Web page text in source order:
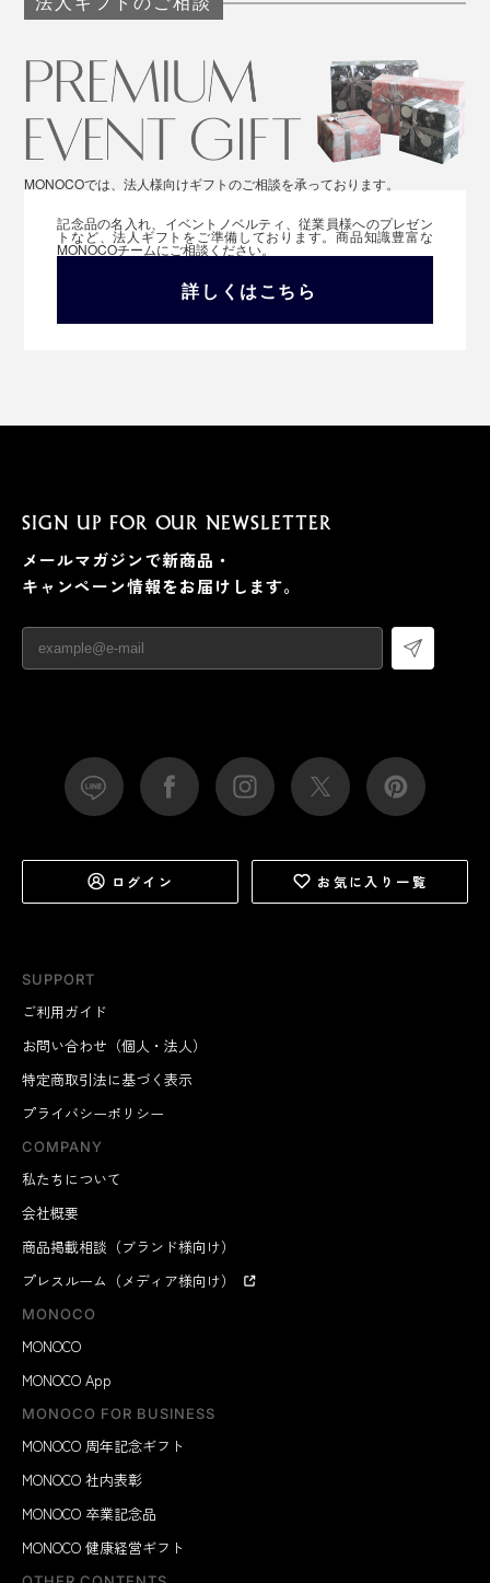
MONOCOでは、法人様向けギフトのご相談を承っております。
記念品の名入れ、イベントノベルティ、従業員様へのプレゼン
トなど、法人ギフトをご準備しております。商品知識豊富な
MONOCOチームにご相談ください。
詳しくはこちら
SUPPORT
ご利用ガイド
お問い合わせ（個人・法人）
特定商取引法に基づく表示
プライバシーポリシー
COMPANY
私たちについて
会社概要
商品掲載相談（ブランド様向け）
プレスルーム（メディア様向け）
MONOCO
MONOCO
MONOCO App
MONOCO FOR BUSINESS
MONOCO 周年記念ギフト
MONOCO 社内表彰
MONOCO 卒業記念品
MONOCO 健康経営ギフト
SIGN UP FOR OUR NEWSLETTER
メールマガジンで新商品・
キャンペーン情報をお届けします。
ログイン お気に入り一覧